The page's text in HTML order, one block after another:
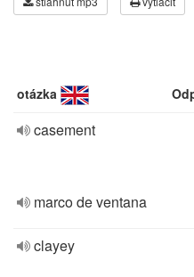
otázka
casement
marco de ventana
clayey